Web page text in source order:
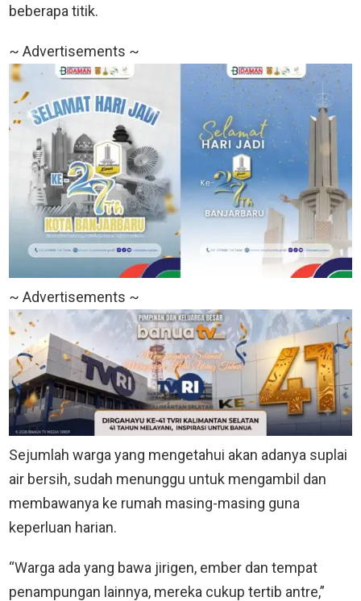
beberapa titik.
~ Advertisements ~
~ Advertisements ~
Sejumlah warga yang mengetahui akan adanya suplai
air bersih, sudah menunggu untuk mengambil dan
membawanya ke rumah masing-masing guna
keperluan harian.
“Warga ada yang bawa jirigen, ember dan tempat
penampungan lainnya, mereka cukup tertib antre,”